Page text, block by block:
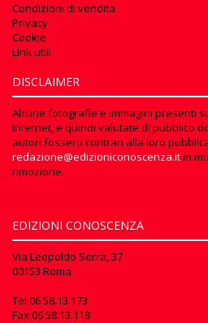
Condizioni di vendita
Privacy
Cookie
Link utili
DISCLAIMER
Alcune fotografie e immagini presenti
Internet, e quindi valutate di pubblico
autori fossero contrari alla loro
redazione@edizioniconoscenza.itin
rimozione.
EDIZIONI CONOSCENZA
Via Leopoldo Serra, 37
00153 Roma
Tel 06 58.13.173
Fax06 58.13.118